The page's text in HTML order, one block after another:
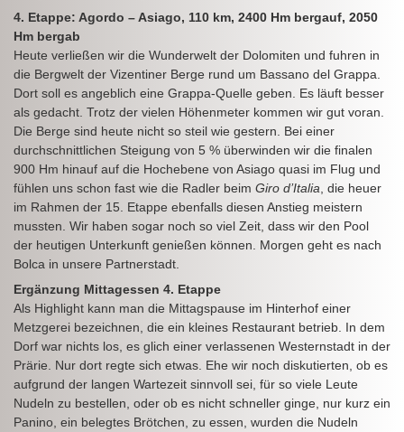
4. Etappe: Agordo – Asiago, 110 km, 2400 Hm bergauf, 2050
Hm bergab
Heute verließen wir die Wunderwelt der Dolomiten und fuhren in
die Bergwelt der Vizentiner Berge rund um Bassano del Grappa.
Dort soll es angeblich eine Grappa-Quelle geben. Es läuft besser
als gedacht. Trotz der vielen Höhenmeter kommen wir gut voran.
Die Berge sind heute nicht so steil wie gestern. Bei einer
durchschnittlichen Steigung von 5 % überwinden wir die finalen
900 Hm hinauf auf die Hochebene von Asiago quasi im Flug und
fühlen uns schon fast wie die Radler beim Giro d’Italia , die heuer
im Rahmen der 15. Etappe ebenfalls diesen Anstieg meistern
mussten. Wir haben sogar noch so viel Zeit, dass wir den Pool
der heutigen Unterkunft genießen können. Morgen geht es nach
Bolca in unsere Partnerstadt.
Ergänzung Mittagessen 4. Etappe
Als Highlight kann man die Mittagspause im Hinterhof einer
Metzgerei bezeichnen, die ein kleines Restaurant betrieb. In dem
Dorf war nichts los, es glich einer verlassenen Westernstadt in der
Prärie. Nur dort regte sich etwas. Ehe wir noch diskutierten, ob es
aufgrund der langen Wartezeit sinnvoll sei, für so viele Leute
Nudeln zu bestellen, oder ob es nicht schneller ginge, nur kurz ein
Panino, ein belegtes Brötchen, zu essen, wurden die Nudeln